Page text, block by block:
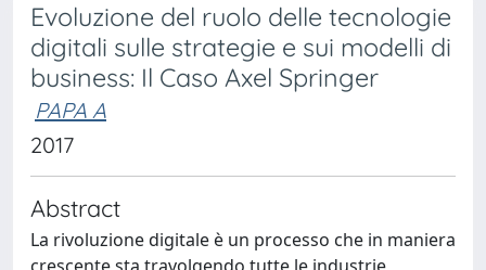
Evoluzione del ruolo delle tecnologie
digitali sulle strategie e sui modelli di
business: Il Caso Axel Springer
PAPA A
2017
Abstract
La rivoluzione digitale è un processo che in maniera